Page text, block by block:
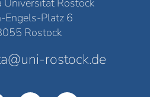
Universität Rostock
Engels-Platz 6
Rostock
rostock.de